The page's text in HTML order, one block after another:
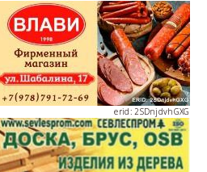
erid: 2SDnjdvhGXG